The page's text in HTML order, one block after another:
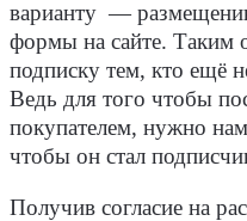
варианту —
формы на сайте. Таким
подписку тем, кто ещё
Ведь для того чтобы
покупателем, нужно
чтобы он стал
Получив согласие на